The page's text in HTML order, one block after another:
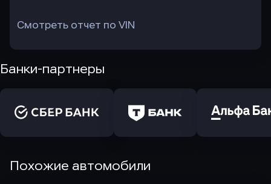
Смотреть отчет по VIN
Банки-партнеры
Похожие автомобили